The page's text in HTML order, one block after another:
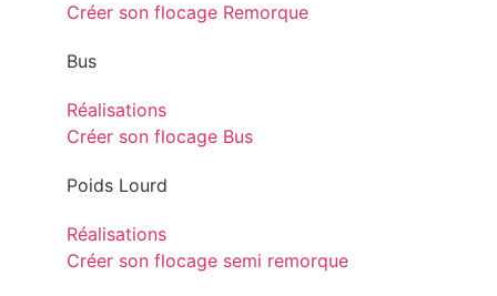
Créer son flocage Remorque
Bus
Réalisations
Créer son flocage Bus
Poids Lourd
Réalisations
Créer son flocage semi remorque